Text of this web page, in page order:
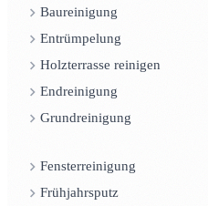
Baureinigung
Entrümpelung
Holzterrasse reinigen
Endreinigung
Grundreinigung
Fensterreinigung
Frühjahrsputz